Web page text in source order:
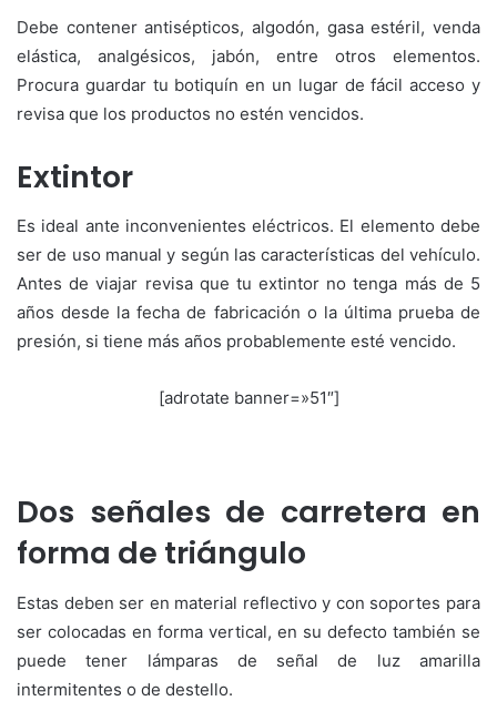
Debe contener antisépticos, algodón, gasa estéril, venda
elástica, analgésicos, jabón, entre otros elementos.
Procura guardar tu botiquín en un lugar de fácil acceso y
revisa que los productos no estén vencidos.
Extintor
Es ideal ante inconvenientes eléctricos. El elemento debe
ser de uso manual y según las características del vehículo.
Antes de viajar revisa que tu extintor no tenga más de 5
años desde la fecha de fabricación o la última prueba de
presión, si tiene más años probablemente esté vencido.
[adrotate banner=»51″]
Dos señales de carretera en
forma de triángulo
Estas deben ser en material reflectivo y con soportes para
ser colocadas en forma vertical, en su defecto también se
puede tener lámparas de señal de luz amarilla
intermitentes o de destello.